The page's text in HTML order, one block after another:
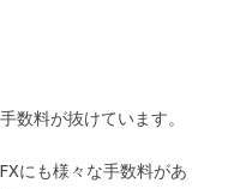
数料が抜けています。
にも様々な手数料があ